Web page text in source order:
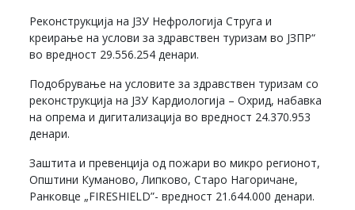
Реконструкција на ЈЗУ Нефрологија Струга и
креирање на услови за здравствен туризам во ЈЗПР“
во вредност 29.556.254 денари.
Подобрување на условите за здравствен туризам со
реконструкција на ЈЗУ Кардиологија – Охрид, набавка
на опрема и дигитализација во вредност 24.370.953
денари.
Заштита и превенција од пожари во микро регионот,
Општини Куманово, Липково, Старо Нагоричане,
Ранковце „FIRESHIELD”- вредност 21.644.000 денари.